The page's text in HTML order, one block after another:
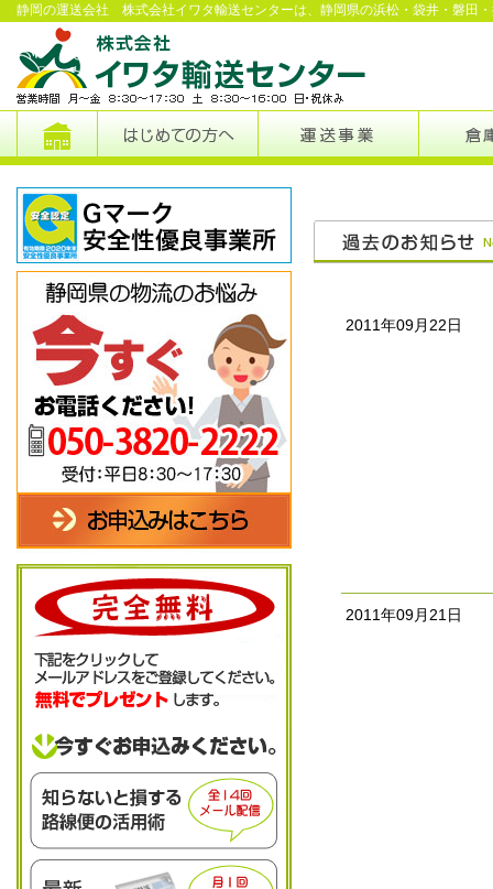
静岡の運送会社 株式会社イワタ輸送センターは、静岡県の浜松・袋井・磐田
2011年09月22日
2011年09月21日